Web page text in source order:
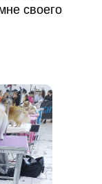
своего